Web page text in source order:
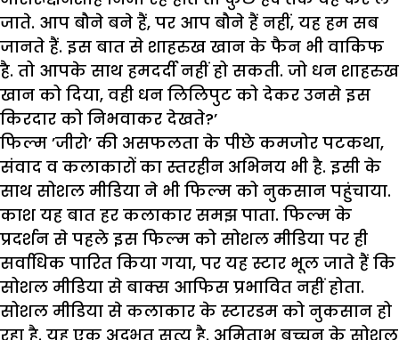
जाते. आप बौने बने हैं, पर आप बौने हैं नहीं, यह हम सब
जानते हैं. इस बात से शाहरुख खान के फैन भी वाकिफ
है. तो आपके साथ हमदर्दी नहीं हो सकती. जो धन शाहरुख
खान को दिया, वही धन लिलिपुट को देकर उनसे इस
किरदार को निभवाकर देखते?’
फिल्म ’जीरो’ की असफलता के पीछे कमजोर पटकथा,
संवाद व कलाकारों का स्तरहीन अभिनय भी है. इसी के
साथ सोशल मीडिया ने भी फिल्म को नुकसान पहुंचाया.
काश यह बात हर कलाकार समझ पाता. फिल्म के
प्रदर्शन से पहले इस फिल्म को सोशल मीडिया पर ही
सर्वाधिक पारित किया गया, पर यह स्टार भूल जाते हैं कि
सोशल मीडिया से बाक्स आफिस प्रभावित नहीं होता.
सोशल मीडिया से कलाकार के स्टारडम को नुकसान हो
रहा है. यह एक अद्भुत सत्य है. अमिताभ बच्चन के सोशल